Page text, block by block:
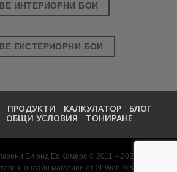
ИНТЕРИОРНИ БОИ
ЕКСТЕРИОРНИ БОИ
ПРОДУКТИ КАЛКУЛАТОР
БЛОГ
ОБЩИ УСЛОВИЯ ТОНИРАНЕ
Би енд Ес Комерс © 2011 – 2026
и онлайн магазини от 2PWebDesign.net